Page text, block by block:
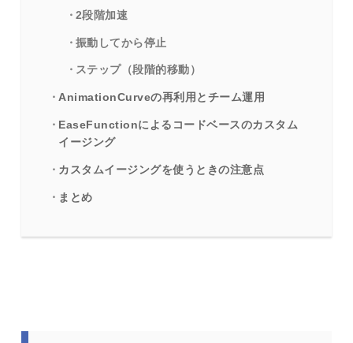
2段階加速
振動してから停止
ステップ（段階的移動）
AnimationCurveの再利用とチーム運用
EaseFunctionによるコードベースのカスタム
イージング
カスタムイージングを使うときの注意点
まとめ